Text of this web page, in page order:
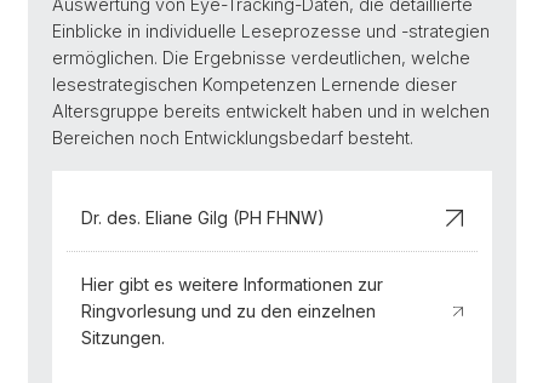
Auswertung von Eye-Tracking-Daten, die detaillierte
Einblicke in individuelle Leseprozesse und -strategien
ermöglichen. Die Ergebnisse verdeutlichen, welche
lesestrategischen Kompetenzen Lernende dieser
Altersgruppe bereits entwickelt haben und in welchen
Bereichen noch Entwicklungsbedarf besteht.
Dr. des. Eliane Gilg (PH FHNW)
Hier gibt es weitere Informationen zur
Ringvorlesung und zu den einzelnen
Sitzungen.